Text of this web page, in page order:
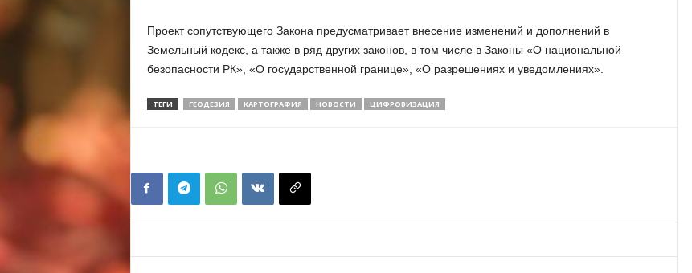
Проект сопутствующего Закона предусматривает внесение изменений и дополнений в
Земельный кодекс, а также в ряд других законов, в том числе в Законы «О национальной
безопасности РК», «О государственной границе», «О разрешениях и уведомлениях».
ТЕГИ ГЕОДЕЗИЯ КАРТОГРАФИЯ НОВОСТИ ЦИФРОВИЗАЦИЯ